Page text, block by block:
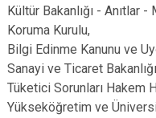
Kültür Bakanlığı - Anıtlar
Koruma Kurulu,
Bilgi Edinme Kanunu ve
Sanayi ve Ticaret
Tüketici Sorunları Hakem
Yükseköğretim ve